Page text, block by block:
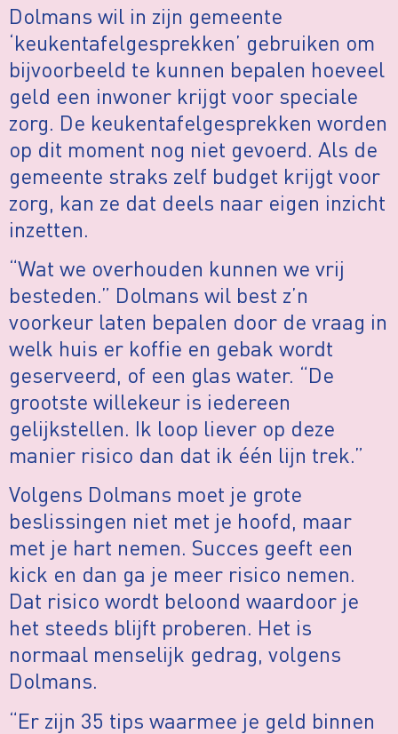
Dolmans wil in zijn gemeente
‘keukentafelgesprekken’ gebruiken om
bijvoorbeeld te kunnen bepalen hoeveel
geld een inwoner krijgt voor speciale
zorg. De keukentafelgesprekken worden
op dit moment nog niet gevoerd. Als de
gemeente straks zelf budget krijgt voor
zorg, kan ze dat deels naar eigen inzicht
inzetten.
“Wat we overhouden kunnen we vrij
besteden.” Dolmans wil best z’n
voorkeur laten bepalen door de vraag in
welk huis er koffie en gebak wordt
geserveerd, of een glas water. “De
grootste willekeur is iedereen
gelijkstellen. Ik loop liever op deze
manier risico dan dat ik één lijn trek.”
Volgens Dolmans moet je grote
beslissingen niet met je hoofd, maar
met je hart nemen. Succes geeft een
kick en dan ga je meer risico nemen.
Dat risico wordt beloond waardoor je
het steeds blijft proberen. Het is
normaal menselijk gedrag, volgens
Dolmans.
“Er zijn 35 tips waarmee je geld binnen